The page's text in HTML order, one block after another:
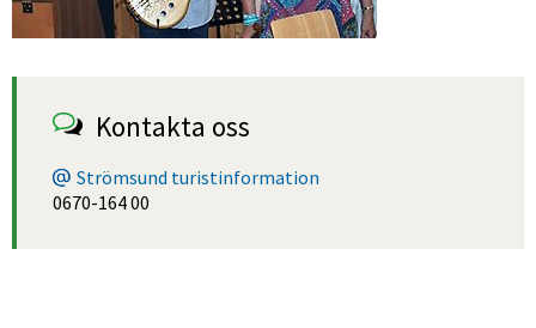
Kontakta oss
Strömsund turistinformation
0670-164 00